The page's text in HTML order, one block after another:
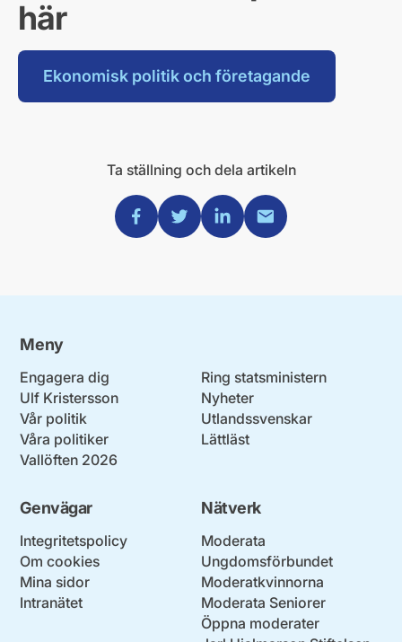
här
Ekonomisk politik och företagande
Ta ställning och dela artikeln
Dela via Facebook
Dela via Twitter
Dela via Linkedin
Dela via Mail
Meny
Engagera dig
Ulf Kristersson
Vår politik
Våra politiker
Vallöften 2026
Ring statsministern
Nyheter
Utlandssvenskar
Lättläst
Genvägar
Integritetspolicy
Om cookies
Mina sidor
Intranätet
Nätverk
Moderata
Ungdomsförbundet
Moderatkvinnorna
Moderata Seniorer
Öppna moderater